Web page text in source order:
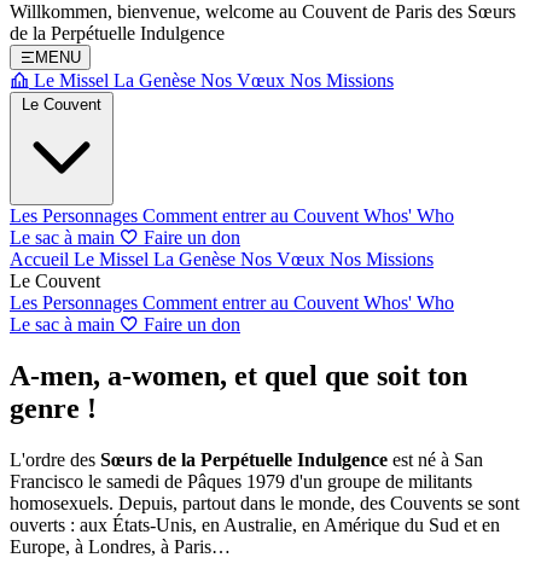
Willkommen, bienvenue, welcome au Couvent de Paris des Sœurs
de la Perpétuelle Indulgence
MENU
Le Missel La Genèse Nos Vœux Nos Missions
Le Couvent
Les Personnages Comment entrer au Couvent Whos' Who
Le sac à main
Faire un don
Accueil Le Missel La Genèse Nos Vœux Nos Missions
Le Couvent
Les Personnages Comment entrer au Couvent Whos' Who
Le sac à main
Faire un don
A-men, a-women, et quel que soit ton
genre !
L'ordre des Sœurs de la Perpétuelle Indulgence est né à San
Francisco le samedi de Pâques 1979 d'un groupe de militants
homosexuels. Depuis, partout dans le monde, des Couvents se sont
ouverts : aux États-Unis, en Australie, en Amérique du Sud et en
Europe, à Londres, à Paris…